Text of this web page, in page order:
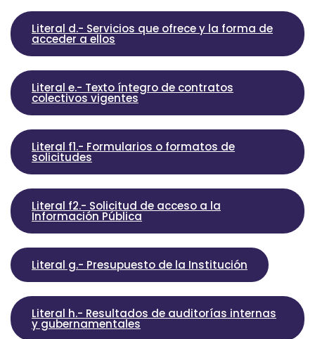
Literal d.- Servicios que ofrece y la forma de
acceder a ellos
Literal e.- Texto íntegro de contratos
colectivos vigentes
Literal f1.- Formularios o formatos de
solicitudes
Literal f2.- Solicitud de acceso a la
Información Pública
Literal g.- Presupuesto de la Institución
Literal h.- Resultados de auditorías internas
y gubernamentales